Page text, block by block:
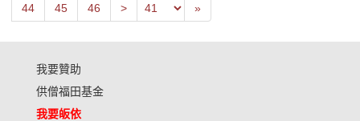
44 45 46 >Previous »Last
我要贊助
供僧福田基金
我要皈依